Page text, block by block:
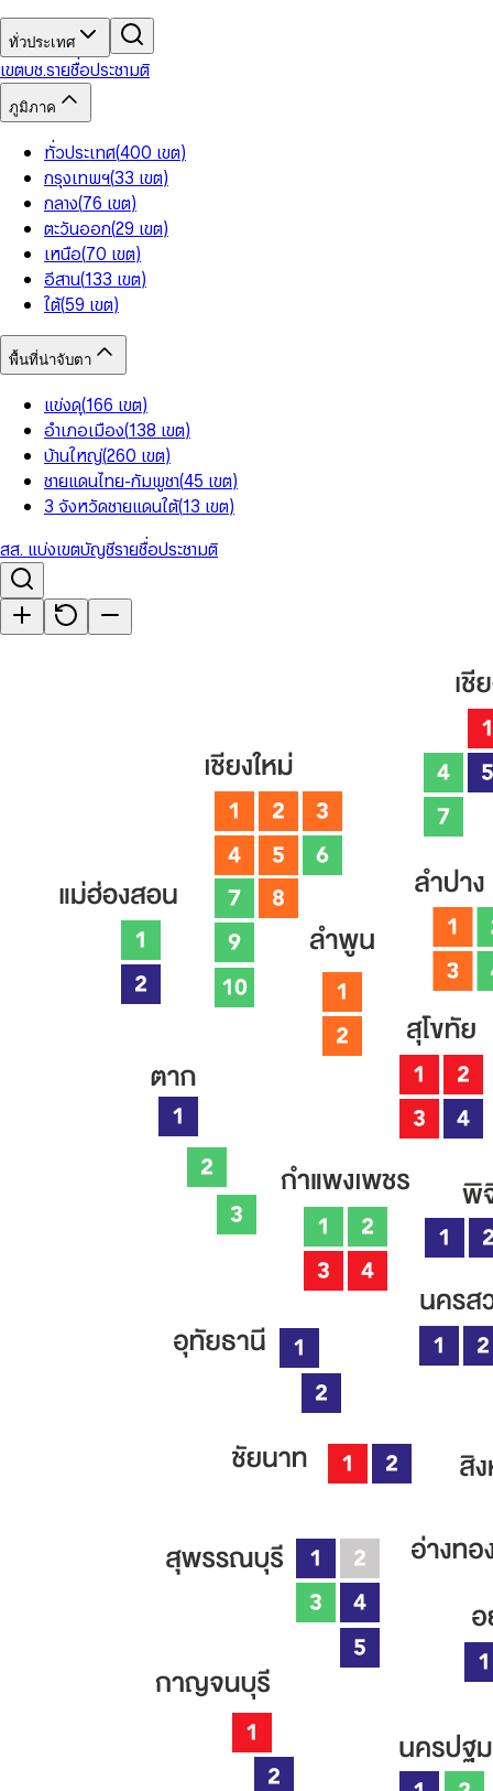
ทั่วประเทศ
เขตบช.รายชื่อประชามติ
ภูมิภาค
ทั่วประเทศ(400 เขต)
กรุงเทพฯ(33 เขต)
กลาง(76 เขต)
ตะวันออก(29 เขต)
เหนือ(70 เขต)
อีสาน(133 เขต)
ใต้(59 เขต)
พื้นที่น่าจับตา
แข่งดุ(166 เขต)
อำเภอเมือง(138 เขต)
บ้านใหญ่(260 เขต)
ชายแดนไทย-กัมพูชา(45 เขต)
3 จังหวัดชายแดนใต้(13 เขต)
สส. แบ่งเขตบัญชีรายชื่อประชามติ